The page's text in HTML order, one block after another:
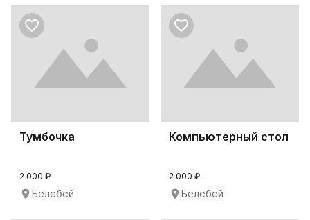
Тумбочка
2 000 ₽
Белебей
Компьютерный стол
2 000 ₽
Белебей